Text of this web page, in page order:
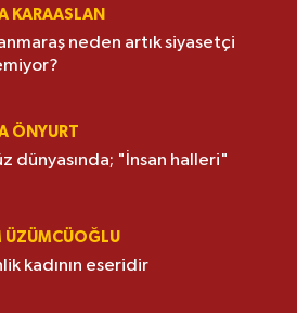
KARAASLAN
neden artık siyasetçi
ÖNYURT
dünyasında; "İnsan halleri"
ÜZÜMCÜOĞLU
kadının eseridir